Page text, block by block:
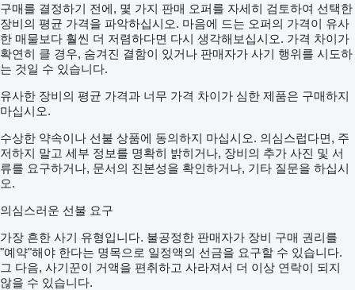
구매를 결정하기 전에, 몇 가지 판매 오퍼를 자세히 검토하여 선택한
장비의 평균 가격을 파악하십시오. 마음에 드는 오퍼의 가격이 유사
한 매물보다 훨씬 더 저렴하다면 다시 생각해보십시오. 가격 차이가
확연히 클 경우, 숨겨진 결함이 있거나 판매자가 사기 행위를 시도하
는 것일 수 있습니다.
유사한 장비의 평균 가격과 너무 가격 차이가 심한 제품은 구매하지
마십시오.
수상한 약속이나 선불 상품에 동의하지 마십시오. 의심스럽다면, 주
저하지 말고 세부 정보를 명확히 밝히거나, 장비의 추가 사진 및 서
류를 요구하거나, 문서의 진본성을 확인하거나, 기타 질문을 하십시
오.
의심스러운 선불 요구
가장 흔한 사기 유형입니다. 불공정한 판매자가 장비 구매 권리를
"예약"해야 한다는 명목으로 일정액의 선금을 요구할 수 있습니다.
그 다음, 사기꾼이 거액을 편취하고 사라져서 더 이상 연락이 되지
않을 수 있습니다.